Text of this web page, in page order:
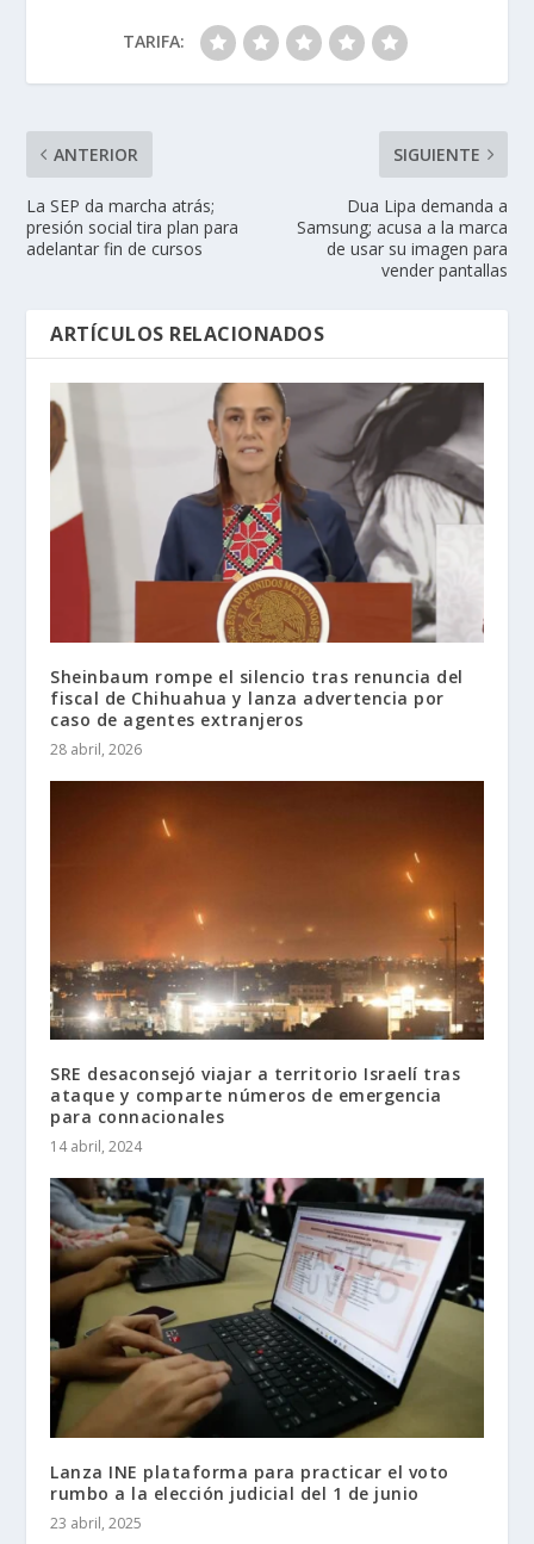
TARIFA:
ANTERIOR
La SEP da marcha atrás;
presión social tira plan para
adelantar fin de cursos
SIGUIENTE
Dua Lipa demanda a
Samsung; acusa a la marca
de usar su imagen para
vender pantallas
ARTÍCULOS RELACIONADOS
Sheinbaum rompe el silencio tras renuncia del
fiscal de Chihuahua y lanza advertencia por
caso de agentes extranjeros
28 abril, 2026
SRE desaconsejó viajar a territorio Israelí tras
ataque y comparte números de emergencia
para connacionales
14 abril, 2024
Lanza INE plataforma para practicar el voto
rumbo a la elección judicial del 1 de junio
23 abril, 2025